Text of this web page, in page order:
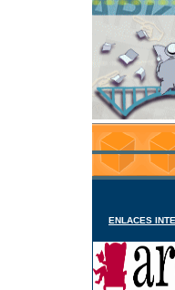
ENLACES